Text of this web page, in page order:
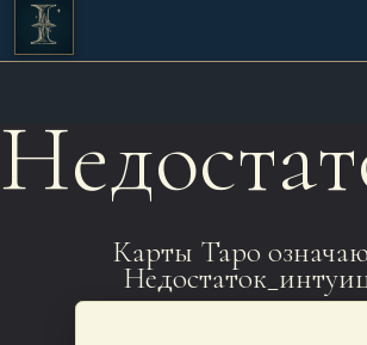
Карты Таро